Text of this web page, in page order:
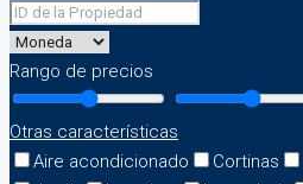
Rango de precios
Otras características
Aire acondicionado
Cortinas